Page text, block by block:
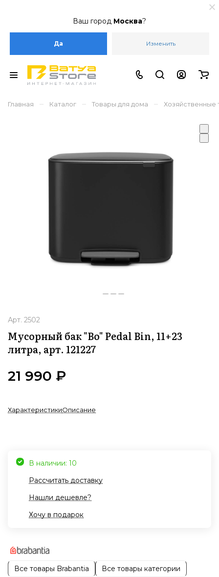
Ваш город Москва?
Да Изменить
Главная – Каталог – Товары для дома – Хозяйственные
Арт. 2502
Мусорный бак "Bo" Pedal Bin, 11+23
литра, арт. 121227
21 990 ₽
ХарактеристикиОписание
В наличии: 10
Рассчитать доставку
Нашли дешевле?
Хочу в подарок
Все товары Brabantia Все товары категории